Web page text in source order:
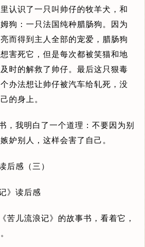
认识了一只叫帅仔的牧羊犬，和
狗：一只法国纯种腊肠狗。因为
而得到主人全部的宠爱，腊肠狗
害死它，但是每次都被笑猫和地
时的解救了帅仔。最后这只狠毒
办法想让帅仔被汽车给轧死，没
的身上。
，我明白了一个道理：不要因为别
妒别人，这样会害了自己。
后感（三）
》读后感
苦儿流浪记》的故事书，看着它，